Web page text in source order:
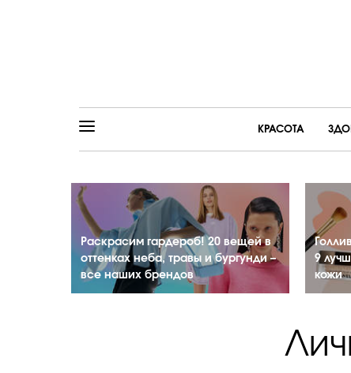
КРАСОТА
Раскрасим гардероб! 20 вещей в
оттенках неба, травы и бургунди –
все наших брендов
9
кожи